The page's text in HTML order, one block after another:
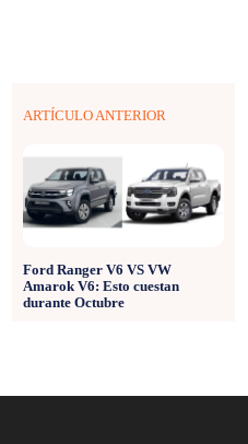
ARTÍCULO ANTERIOR
Ford Ranger V6 VS VW
Amarok V6: Esto cuestan
durante Octubre